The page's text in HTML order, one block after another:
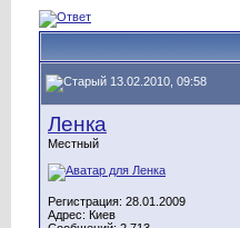
13.02.2010, 09:58
Ленка
Местный
Регистрация: 28.01.2009
Адрес: Киев